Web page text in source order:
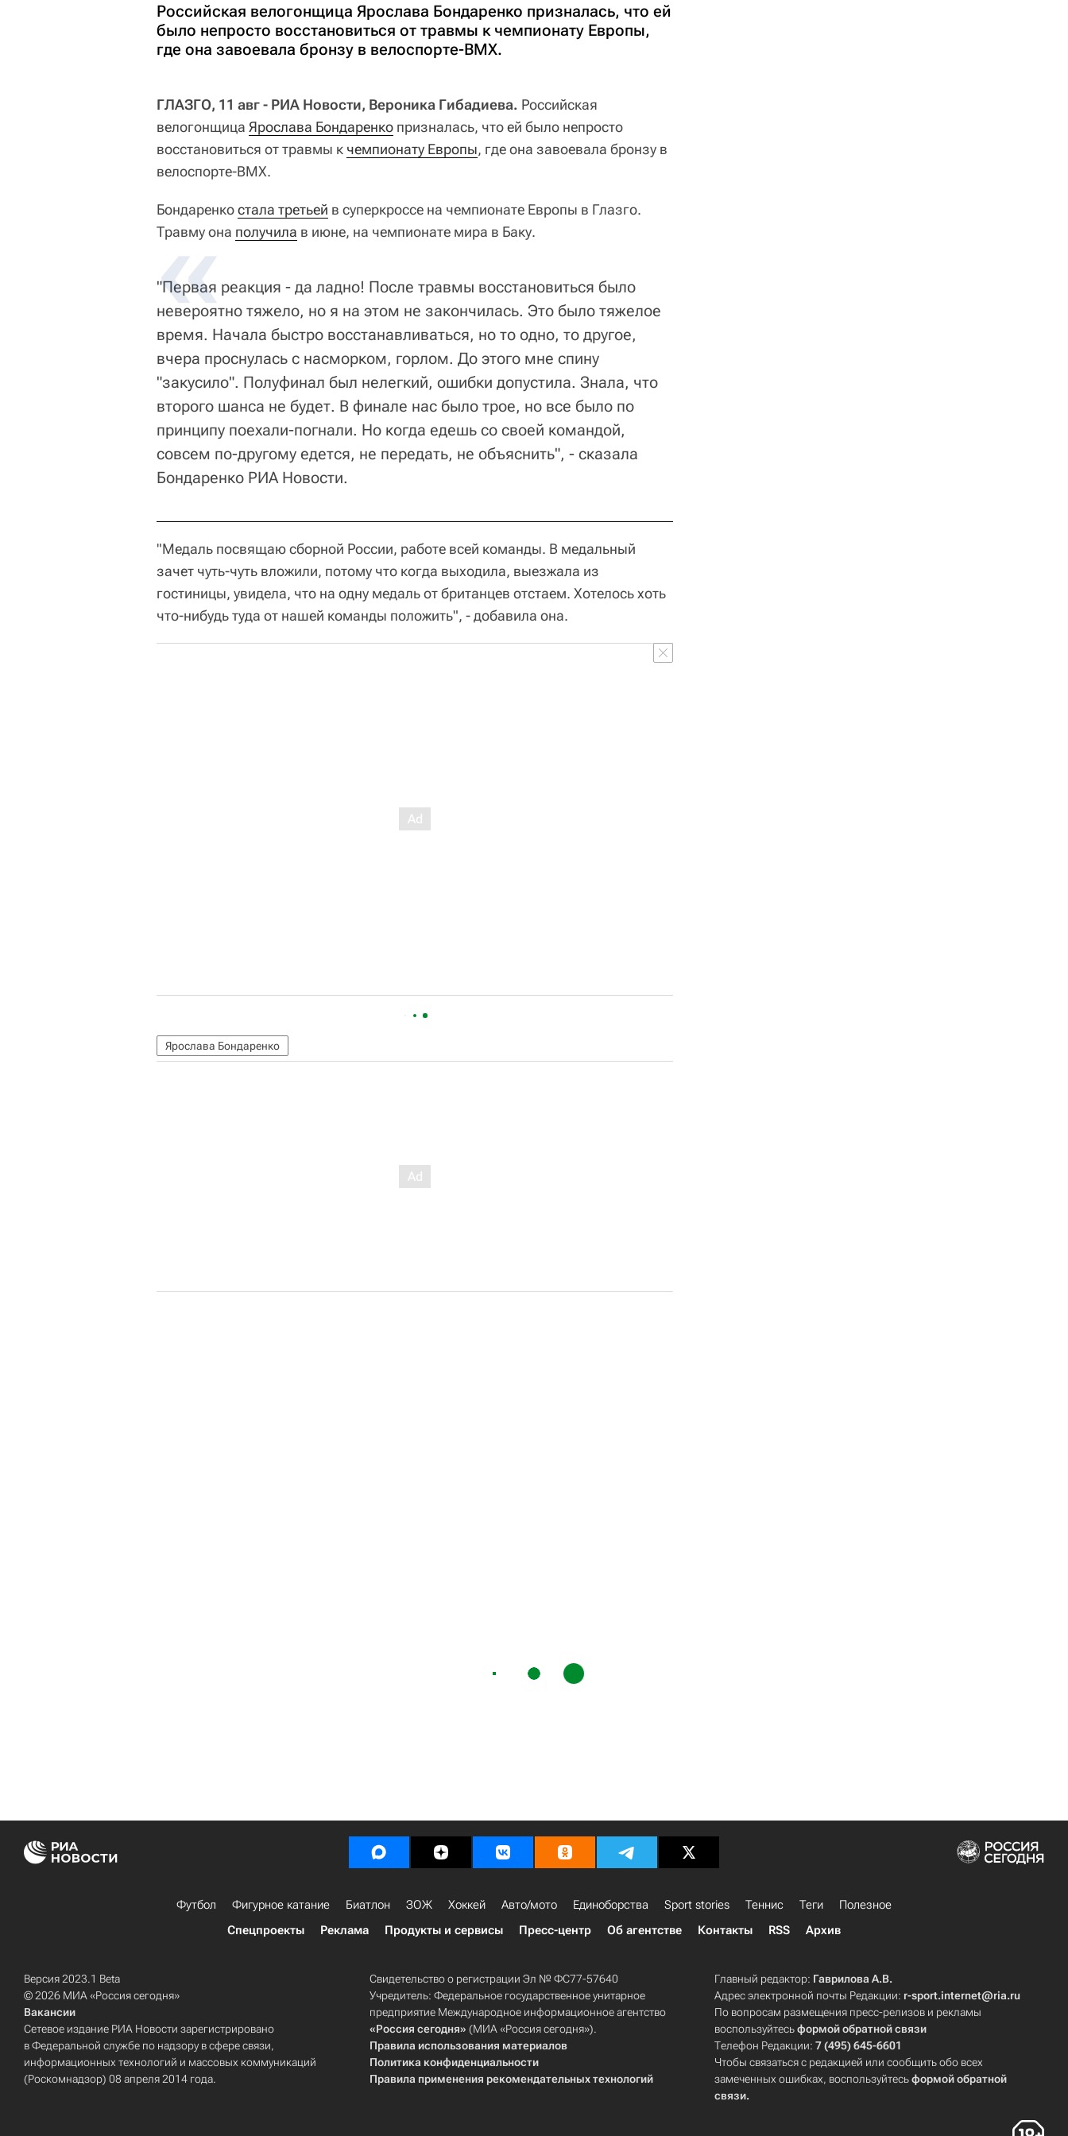
Российская велогонщица Ярослава Бондаренко призналась, что ей
было непросто восстановиться от травмы к чемпионату Европы,
где она завоевала бронзу в велоспорте-ВМХ.
ГЛАЗГО, 11 авг - РИА Новости, Вероника Гибадиева. Российская
велогонщица Ярослава Бондаренко призналась, что ей было непросто
восстановиться от травмы к чемпионату Европы, где она завоевала бронзу в
велоспорте-ВМХ.
Бондаренкостала третьей в суперкроссе на чемпионате Европы в Глазго.
Травму она получила в июне, на чемпионате мира в Баку.
"Первая реакция - да ладно! После травмы восстановиться было
невероятно тяжело, но я на этом не закончилась. Это было тяжелое
время. Начала быстро восстанавливаться, но то одно, то другое,
вчера проснулась с насморком, горлом. До этого мне спину
"закусило". Полуфинал был нелегкий, ошибки допустила. Знала, что
второго шанса не будет. В финале нас было трое, но все было по
принципу поехали-погнали. Но когда едешь со своей командой,
совсем по-другому едется, не передать, не объяснить", - сказала
Бондаренко РИА Новости.
"Медаль посвящаю сборной России, работе всей команды. В медальный
зачет чуть-чуть вложили, потому что когда выходила, выезжала из
гостиницы, увидела, что на одну медаль от британцев отстаем. Хотелось хоть
что-нибудь туда от нашей команды положить", - добавила она.
Ярослава Бондаренко
Футбол Фигурное катание Биатлон ЗОЖ Хоккей Авто/мото Единоборства Sport stories Теннис Теги
Полезное
Спецпроекты
Реклама Продукты и сервисы Пресс-центр Об агентстве Контакты RSS Архив
Версия 2023.1 Beta
© 2026 МИА «Россия сегодня»
Вакансии
Сетевое издание РИА Новости зарегистрировано
в Федеральной службе по надзору в сфере связи,
информационных технологий и массовых коммуникаций
(Роскомнадзор) 08 апреля 2014 года.
Свидетельство о регистрации Эл № ФС77-57640
Учредитель: Федеральное государственное унитарное
предприятие Международное информационное агентство
«Россия сегодня» (МИА «Россия сегодня»).
Правила использования материалов
Политика конфиденциальности
Правила применения рекомендательных технологий
Главный редактор: Гаврилова А.В.
Адрес электронной почты Редакции: r-sport.internet@ria.ru
По вопросам размещения пресс-релизов и рекламы
воспользуйтесьформой обратной связи
Телефон Редакции:7 (495) 645-6601
Чтобы связаться с редакцией или сообщить обо всех
замеченных ошибках, воспользуйтесьформой обратной
связи.